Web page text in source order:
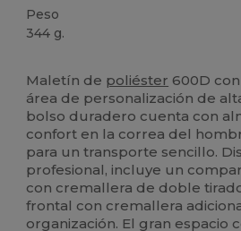
Peso
344 g.
Maletín de poliéster 600D
área de personalización de
bolso duradero cuenta con
confort en la correa del
para un transporte sencillo.
profesional, incluye un
con cremallera de doble
frontal con cremallera
organización. El gran espacio